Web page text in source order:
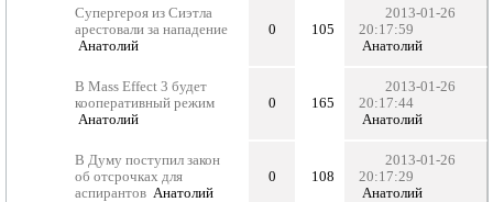
Супергероя из Сиэтла
арестовали за нападение
Анатолий
0 105
2013-01-26
20:17:59
Анатолий
В Mass Effect 3 будет
кооперативный режим
Анатолий
0 165
2013-01-26
20:17:44
Анатолий
В Думу поступил закон
об отсрочках для
аспирантов Анатолий
0 108
2013-01-26
20:17:29
Анатолий